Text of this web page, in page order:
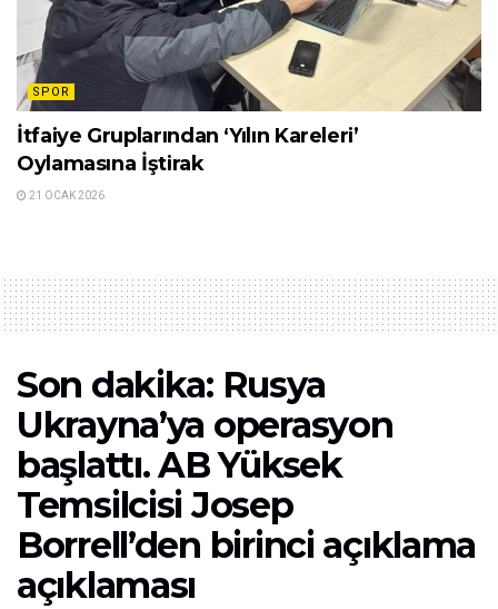
SPOR
İtfaiye Gruplarından ‘Yılın Kareleri’
Oylamasına İştirak
21 OCAK 2026
Son dakika: Rusya
Ukrayna’ya operasyon
başlattı. AB Yüksek
Temsilcisi Josep
Borrell’den birinci açıklama
açıklaması